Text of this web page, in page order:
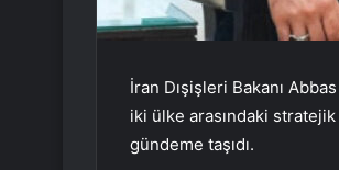
İran Dışişleri Bakanı
iki ülke arasındaki
gündeme taşıdı.